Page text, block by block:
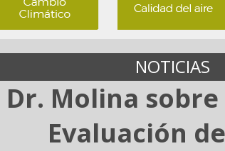
NOTICIAS
Molina
Evaluación